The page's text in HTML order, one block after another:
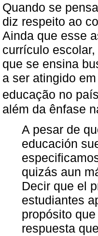
Quando se
diz respeito ao
Ainda que esse
currículo
que se ensina
a ser atingido
educação no
além da ênfase
A pesar de
educación
quizás aun
Decir que el
estudiantes
propósito
respuesta